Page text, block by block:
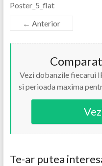
Poster_5_flat
← Anterior
Vezi dobanzile fiecarui
si perioada maxima
Te-ar putea